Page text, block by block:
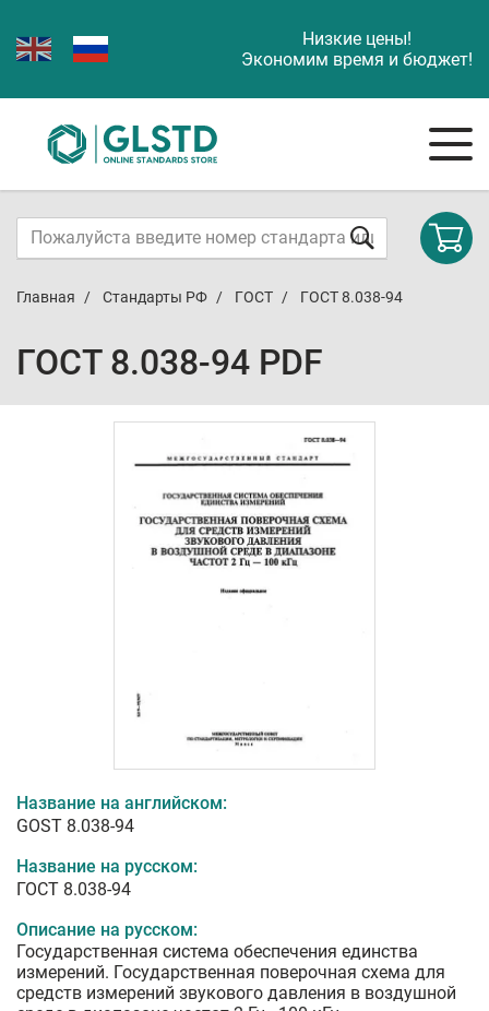
Низкие цены!
Экономим время и бюджет!
Главная Стандарты РФ ГОСТ ГОСТ 8.038-94
ГОСТ 8.038-94 PDF
Название на английском:
GOST 8.038-94
Название на русском:
ГОСТ 8.038-94
Описание на русском:
Государственная система обеспечения единства
измерений. Государственная поверочная схема для
средств измерений звукового давления в воздушной